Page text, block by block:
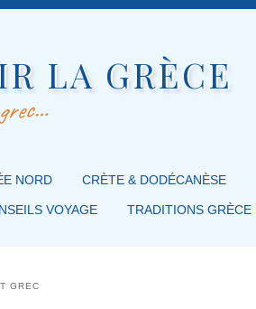
LA GRÈCE
NORD CRÈTE & DODÉCANÈSE
VOYAGE TRADITIONS GRÈCE
GREC